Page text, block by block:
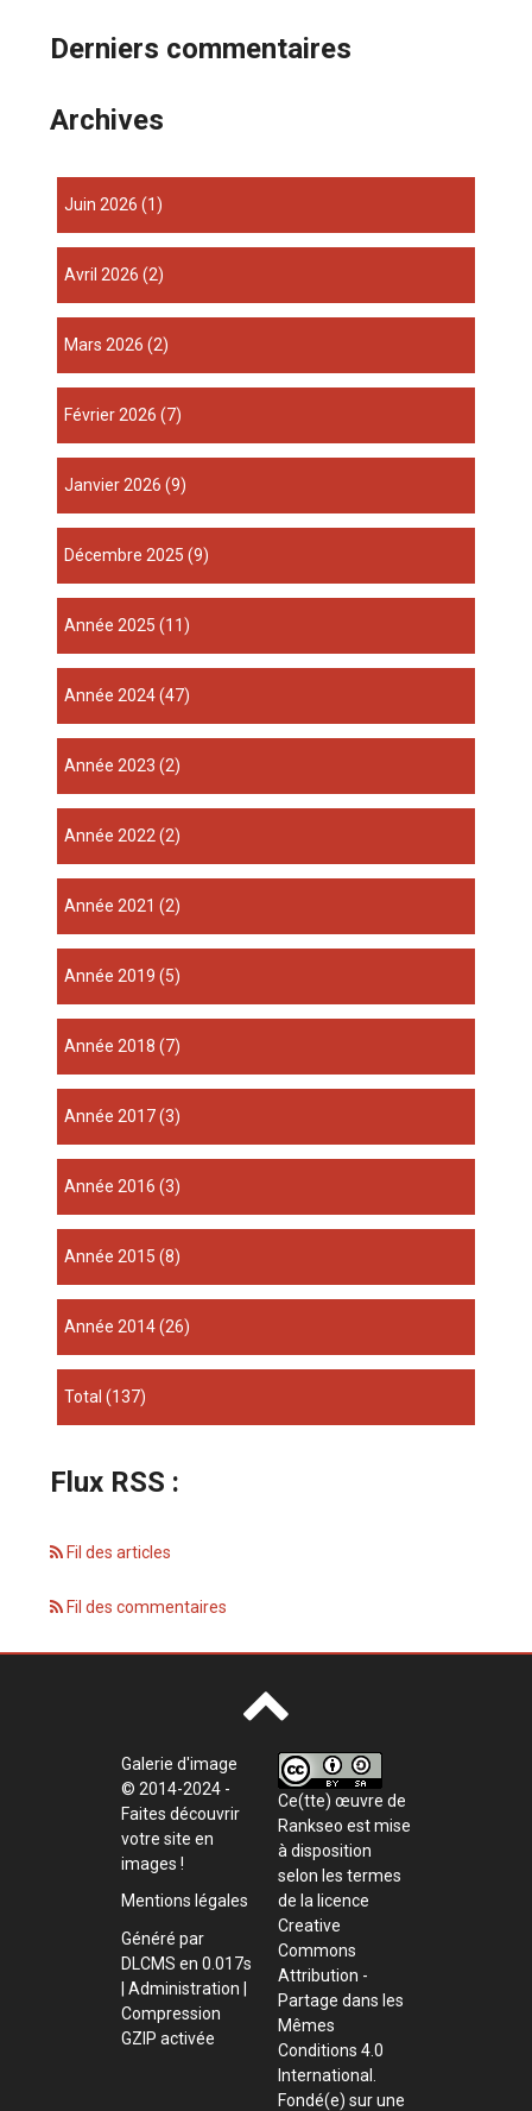
Derniers commentaires
Archives
juin 2026 (1)
avril 2026 (2)
mars 2026 (2)
février 2026 (7)
janvier 2026 (9)
décembre 2025 (9)
année 2025 (11)
année 2024(47)
année 2023 (2)
année 2022(2)
année 2021 (2)
année 2019 (5)
année 2018 (7)
année 2017(3)
année 2016 (3)
année 2015 (8)
année 2014(26)
total(137)
Flux RSS :
Fil des articles
Fil des commentaires
Galerie d'image
© 2014-2024 -
Faites découvrir
votre site en
images !
Mentions légales
Généré par
DLCMS en 0.017s
Administration
Compression
GZIP activée
Ce(tte) œuvre de
Rankseo est mise
à disposition
selon les termes
de la licence
Creative
Commons
Attribution -
Partage dans les
Mêmes
Conditions 4.0
International
Fondé(e) sur une